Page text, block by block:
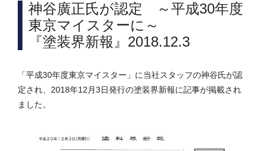
神谷廣正氏が認定 ～平成30年度
東京マイスターに～
『塗装界新報』2018.12.3
「平成30年度東京マイスター」に当社スタッフの神谷氏が認
定され、2018年12月3日発行の塗装界新報に記事が掲載され
ました。